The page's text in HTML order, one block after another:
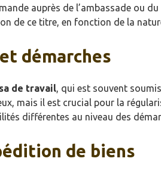
auprès de l’ambassade ou
de ce titre, en fonction de la
démarches
de travail, qui est souvent
mais il est crucial pour la
différentes au niveau des
de biens